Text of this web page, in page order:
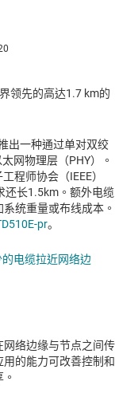
领先的高达1.7 km的
出一种通过单对双绞
网物理层（PHY）。
程师协会（IEEE）
还长1.5km。额外电缆
统重量或布线成本。
pr。
电缆拉近网络边
络边缘与节点之间传
的能力可改善控制和